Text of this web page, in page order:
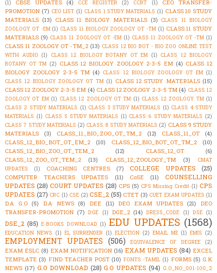
(1) CBSE UPDATES (4) CCE REGISTER (2) CCRT (1)
CEO TRANSFER-
PROMOTION (7) CEO LIST (1) CLASS 1 STUDY MATERIALS (1) CLASS 10 STUDY
MATERIALS (13) CLASS 11 BIOLOGY MATERIALS (3) CLASS 11 BIOLOGY
ZOOLOGY OT -EM (1) CLASS 11 BIOLOGY ZOOLOGY OT -TM (1) CLASS 11 STUDY
MATERIALS (9) CLASS 11 ZOOLOGY OT -EM (1) CLASS 11 ZOOLOGY OT -TM (1)
CLASS 11 ZOOLOGY OT -TM_2 (13) CLASS 12 BIO BOT - BIO ZOO ONLINE TEST
WITH AUDIO (1) CLASS 12 BIOLOGY BOTANY OT EM (1) CLASS 12 BIOLOGY
BOTANY OT TM (2) CLASS 12 BIOLOGY ZOOLOGY 2-3-5 EM (4) CLASS 12
BIOLOGY ZOOLOGY 2-3-5 TM (4) CLASS 12 BIOLOGY ZOOLOGY OT EM (1)
CLASS 12 BIOLOGY ZOOLOGY OT TM (1) CLASS 12 STUDY MATERIALS (15)
CLASS 12 ZOOLOGY 2-3-5 EM (4) CLASS 12 ZOOLOGY 2-3-5 TM (4) CLASS 12
ZOOLOGY OT EM (1) CLASS 12 ZOOLOGY OT TM (1) CLASS 12 ZOOLOGY TM (1)
CLASS 2 STUDY MATERIALS (1) CLASS 3 STUDY MATERIALS (1) CLASS 4 STUDY
MATERIALS (1) CLASS 5 STUDY MATERIALS (1) CLASS 6 STUDY MATERIALS (2)
CLASS 7 STUDY MATERIALS (2) CLASS 8 STUDY MATERIALS (2) CLASS 9 STUDY
MATERIALS
(3) CLASS_11_BIO_ZOO_OT_TM_2 (12) CLASS_11_OT
(4)
CLASS_12_BIO_BOT_OT_EM_2
(10) CLASS_12_BIO_BOT_OT_TM_2
(10)
CLASS_12_BIO_ZOO_OT_TEM_2
(12) CLASS_12_OT
(6)
CLASS_12_ZOO_OT_TEM_2
(13) CLASS_12_ZOOLOGY_TM (3)
CMAT
UPDATES
(1) COACHING CENTRES (7) COLLEGE UPDATES (25)
COMPUTER TEACHERS UPDATES (11) CoSE (11)
COUNSELLING
UPDATES (28) COURT UPDATES (28) CPS (5) CPS Missing Credit (1) CPS
UPDATES (27) CRC (1) CSE (2) CSE_2 (55) CTET (3) CUET EXAM UPDATES (1)
D.A G.O (5) D.A NEWS (8) DEE (11) DEO EXAM UPDATES (21)
DEO
TRANSFER-PROMOTION (7) DGE (1) DGE_2 (14) DRESS_CODE (1) DSE (1)
DSE_2 (85) E-BOOKS DOWNLOAD (1) EDU UPDATES (1568)
EDUCATION NEWS (1) EL SURRENDER (1) ELECTION (2) EMAIL ME (1) EMIS (2)
EMPLOYMENT UPDATES (506) EQUIVALENCE OF DEGREE (2)
EXAM ESLC (8) EXAM NOTIFICATION (16) EXAM UPDATES (84) EXCEL
TEMPLATE (3) FIND TEACHER POST (10) FONTS -TAMIL (1) FORMS (5) G.K
NEWS (17) G.O DOWNLOAD (28) G.O UPDATES (94) G.O_NO_001-100_2